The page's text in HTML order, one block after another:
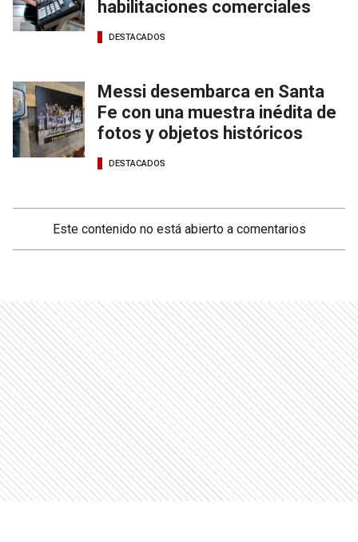
habilitaciones comerciales
DESTACADOS
Messi desembarca en Santa
Fe con una muestra inédita de
fotos y objetos históricos
DESTACADOS
Este contenido no está abierto a comentarios